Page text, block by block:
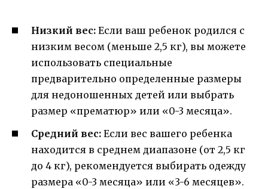
Низкий вес: Если ваш ребенок родился с
низким весом (меньше 2,5 кг), вы можете
использовать специальные
предварительно определенные размеры
для недоношенных детей или выбрать
размер «прематюр» или «0-3 месяца».
Средний вес: Если вес вашего ребенка
находится в среднем диапазоне (от 2,5 кг
до 4 кг), рекомендуется выбирать одежду
размера «0-3 месяца» или «3-6 месяцев».